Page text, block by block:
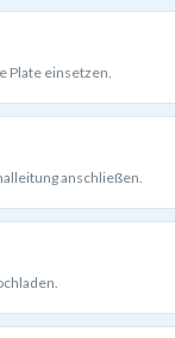
Plate einsetzen.
anschließen.